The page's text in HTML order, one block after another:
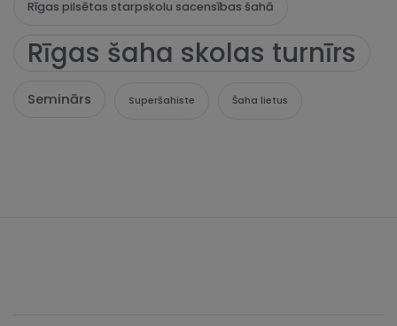
Rīgas pilsētas starpskolu sacensības šahā
Rīgas šaha skolas turnīrs
Seminārs Superšahiste Šaha lietus